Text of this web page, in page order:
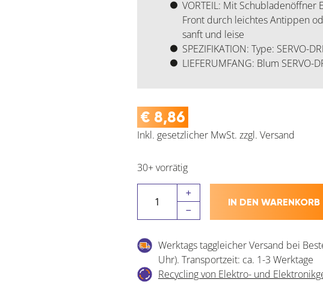
VORTEIL: Mit Schubladenöffner
Front durch leichtes Antippen
sanft und leise
SPEZIFIKATION: Type: SERVO-
LIEFERUMFANG: Blum
€ 8,86
Inkl. gesetzlicher MwSt. zzgl. Versand
30+ vorrätig
SERVO-
DRIVE
Menge
IN DEN WARENKORB
Werktags taggleicher Versand bei
Uhr). Transportzeit: ca. 1-3 Werktage
Recycling von Elektro- und